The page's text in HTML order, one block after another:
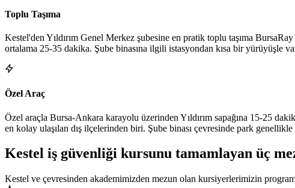
Toplu Taşıma
Kestel'den Yıldırım Genel Merkez şubesine en pratik toplu taşıma
ortalama 25-35 dakika. Şube binasına ilgili istasyondan kısa bir yürüyüşle
Özel Araç
Özel araçla Bursa-Ankara karayolu üzerinden Yıldırım sapağına 15-25
en kolay ulaşılan dış ilçelerinden biri. Şube binası çevresinde park
Kestel iş güvenliği kursunu tamamlayan üç
Kestel ve çevresinden akademimizden mezun olan kursiyerlerimizin